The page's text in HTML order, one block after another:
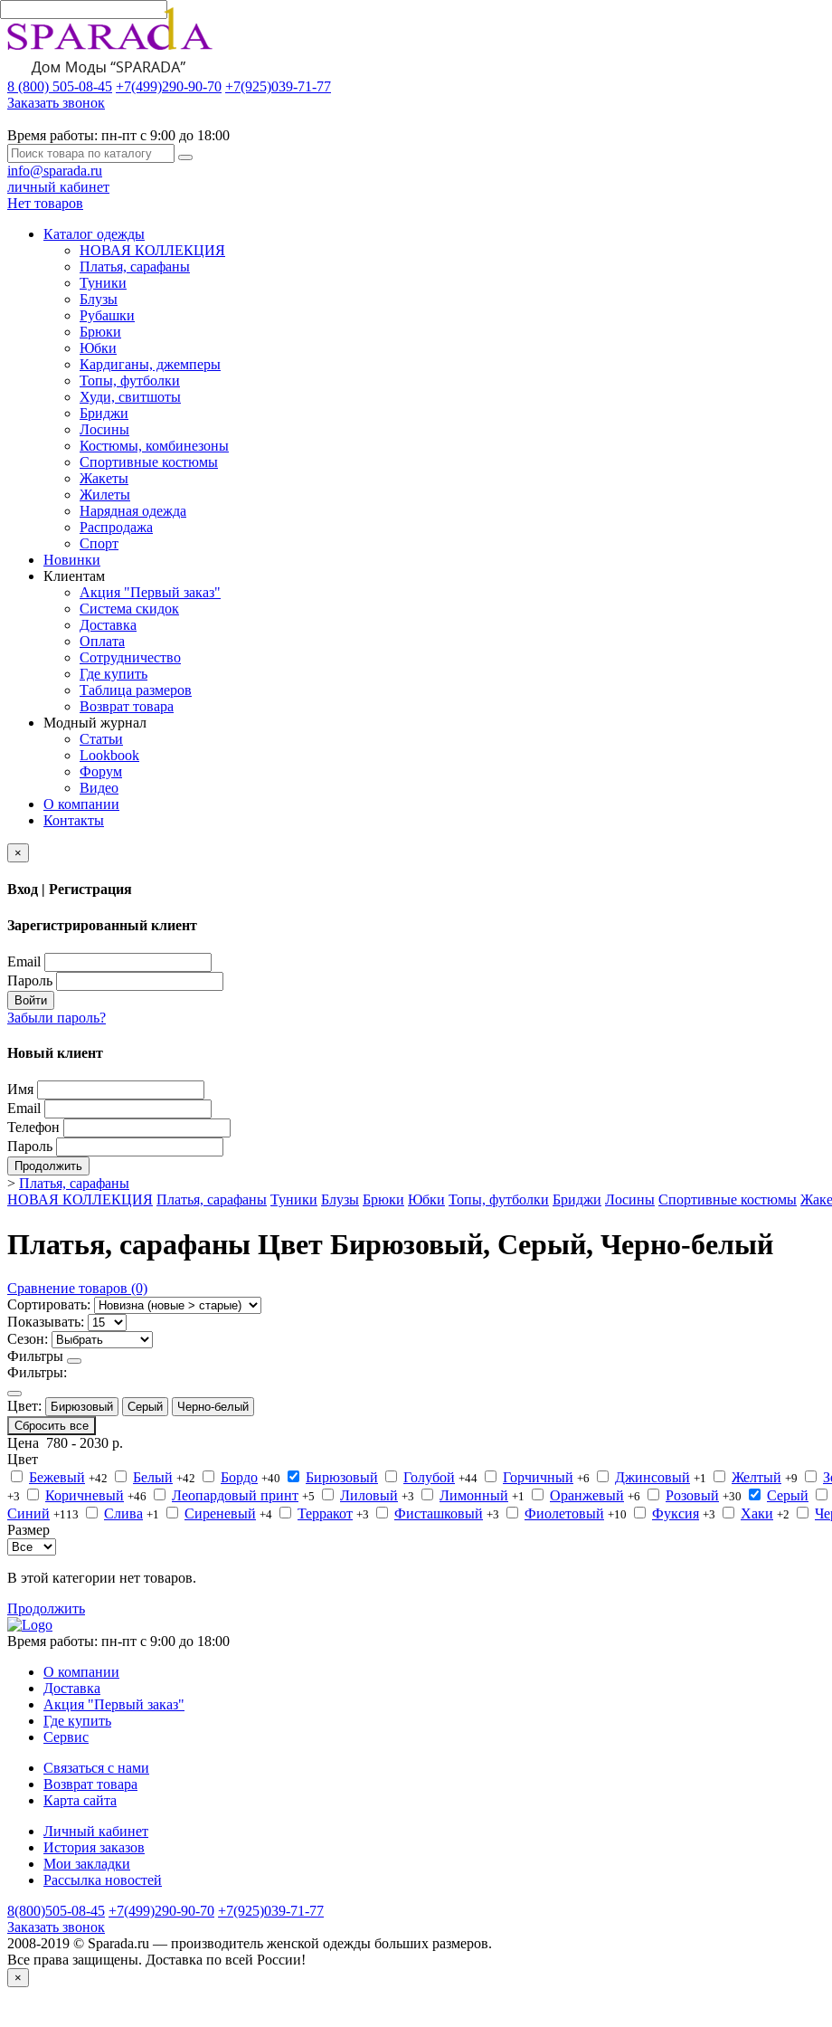
8 (800) 505-08-45 +7(499)290-90-70 +7(925)039-71-77
Заказать звонок
Время работы: пн-пт с 9:00 до 18:00
info@sparada.ru
личный кабинет
Нет товаров
Каталог одежды
НОВАЯ КОЛЛЕКЦИЯ
Платья, сарафаны
Туники
Блузы
Рубашки
Брюки
Юбки
Кардиганы, джемперы
Топы, футболки
Худи, свитшоты
Бриджи
Лосины
Костюмы, комбинезоны
Спортивные костюмы
Жакеты
Жилеты
Нарядная одежда
Распродажа
Спорт
Новинки
Клиентам
Акция "Первый заказ"
Система скидок
Доставка
Оплата
Сотрудничество
Где купить
Таблица размеров
Возврат товара
Модный журнал
Статьи
Lookbook
Форум
Видео
О компании
Контакты
×
Вход | Регистрация
Зарегистрированный клиент
Email
Пароль
Войти
Забыли пароль?
Новый клиент
Имя
Email
Телефон
Пароль
Продолжить
> Платья, сарафаны
НОВАЯ КОЛЛЕКЦИЯ Платья, сарафаны Туники Блузы Брюки Юбки Топы, футболки Бриджи Лосины Спортивные костюмы
Платья, сарафаны Цвет Бирюзовый, Серый, Черно-белый
Сравнение товаров (0)
Сортировать:
Показывать:
Сезон:
Фильтры
Фильтры:
Цвет: Бирюзовый Серый
Черно-белый
Сбросить все
Цена 780 - 2030 р.
Цвет
Бежевый +42 Белый +42 Бордо +40 Бирюзовый Голубой +44 Горчичный +6 Джинсовый +1 Желтый +9
+3 Коричневый +46 Леопардовый принт +5 Лиловый +3 Лимонный +1 Оранжевый +6 Розовый +30 Серый
Синий +113 Слива +1 Сиреневый +4 Терракот +3 Фисташковый +3 Фиолетовый +10 Фуксия +3 Хаки +2
Размер
В этой категории нет товаров.
Продолжить
Время работы: пн-пт с 9:00 до 18:00
О компании
Доставка
Акция "Первый заказ"
Где купить
Сервис
Связаться с нами
Возврат товара
Карта сайта
Личный кабинет
История заказов
Мои закладки
Рассылка новостей
8(800)505-08-45 +7(499)290-90-70 +7(925)039-71-77
Заказать звонок
2008-2019 © Sparada.ru — производитель женской одежды больших размеров.
Все права защищены. Доставка по всей России!
×